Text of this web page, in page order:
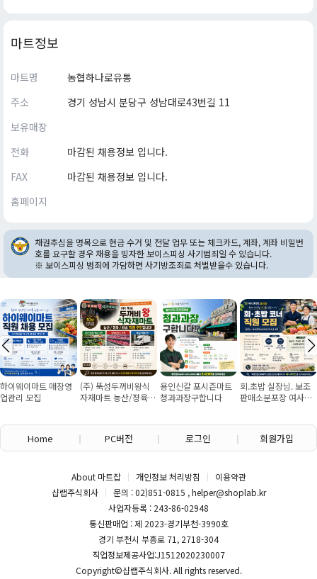
마트정보
마트명
농협하나로유통
주소
경기 성남시 분당구 성남대로43번길 11
보유매장
전화
마감된 채용정보 입니다.
FAX
마감된 채용정보 입니다.
홈페이지
채권추심을 명목으로 현금 수거 및 전달 업무 또는 체크카드, 계좌, 계좌 비밀번
호를 요구할 경우 채용을 빙자한 보이스피싱 사기범죄일 수 있습니다.
※ 보이스피싱 범죄에 가담하면 사기방조죄로 처벌받을수 있습니다.
하이웨이마트 매장영
업관리 모집
(주) 뚝섬두꺼비왕식
자재마트 농산/졍육/
용인신갈 포시즌마트
청과과장구합니다
회.초밥 실장님. 보조
판매소분포장 여사님
Home PC버전 로그인 회원가입
About 마트잡 개인정보 처리방침
이용약관
샵랩주식회사
문의 : 02)851-0815 , helper@shoplab.kr
사업자등록 : 243-86-02948
통신판매업 : 제 2023-경기부천-3990호
경기 부천시 부흥로 71, 2718-304
직업정보제공사업:J1512020230007
Copyright©샵랩주식회사. All rights reserved.